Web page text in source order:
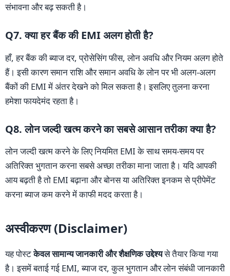
संभावना और बढ़ सकती है।
Q7. क्या हर बैंक की EMI अलग होती है?
हाँ, हर बैंक की ब्याज दर, प्रोसेसिंग फीस, लोन अवधि और नियम अलग होते
हैं। इसी कारण समान राशि और समान अवधि के लोन पर भी अलग-अलग
बैंकों की EMI में अंतर देखने को मिल सकता है। इसलिए तुलना करना
हमेशा फायदेमंद रहता है।
Q8. लोन जल्दी खत्म करने का सबसे आसान तरीका क्या है?
लोन जल्दी खत्म करने के लिए नियमित EMI के साथ समय-समय पर
अतिरिक्त भुगतान करना सबसे अच्छा तरीका माना जाता है। यदि आपकी
आय बढ़ती है तो EMI बढ़ाना और बोनस या अतिरिक्त इनकम से प्रीपेमेंट
करना ब्याज कम करने में काफी मदद करता है।
अस्वीकरण (Disclaimer)
यह पोस्टकेवल सामान्य जानकारी और शैक्षणिक उद्देश्यसे तैयार किया गया
है। इसमें बताई गई EMI, ब्याज दर, कुल भुगतान और लोन संबंधी जानकारी